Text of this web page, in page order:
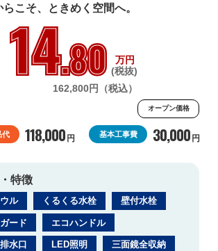
こそ、ときめく空間へ。
14.80
万円
(税抜)
162,800円（税込）
オープン価格
代 118,000 円 基本工事費 30,000 円
特徴
ル くるくる水栓 壁付水栓
ード エコハンドル
水口 LED照明 三面鏡全収納